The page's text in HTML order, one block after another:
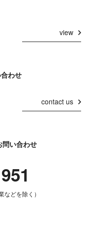
view
わせ
contact us
問い合わせ
などを除く）